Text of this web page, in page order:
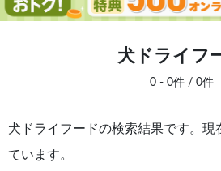
犬ドライフ
0 - 0件 / 0件
犬ドライフードの検索結果です。現
ています。